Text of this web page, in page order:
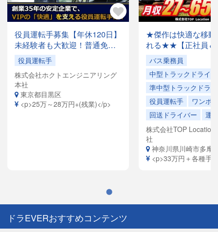
役員運転手募集【年休120日】
未経験者も大歓迎！普通免許
があれば応募OK✨月収28万円
以上も可能！創業35年の安定
企業で、「快適な空間」を提
供するお仕事です。
役員運転手
株式会社ホクトエンジニアリング
本社
東京都目黒区
<p>25万～28万円+(残業)</p>
★傑作は快適な移動
れる★★【正社員＆
でドライバー大量
容は全国各地を回
ドライバーや、VIP
ヤードライバーな
員寮完備！引越祝
給（規定有）あり
バス乗務員
中型トラックドライ
準中型トラックドラ
役員運転手
ワンボ
回送ドライバー
運
株式会社TOP Location
社
神奈川県川崎市多摩
<p>33万円＋各種手
ドラEVERおすすめコンテンツ